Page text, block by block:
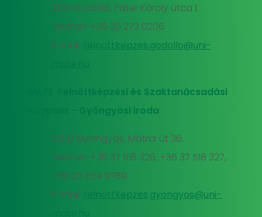
2100 Gödöllő, Páter Károly utca 1.
Telefon: +36 30 272 0206
E-mail:
felnottkepzes.godollo@uni-
MATE Felnőttképzési és Szaktanácsadási
Központ - Gyöngyösi iroda
3200 Gyöngyös, Mátrai út 36.
Telefon: +36 37 518 326, +36 37 518 327,
+36 20 534 9789
E-mail:
felnottkepzes.gyongyos@uni-